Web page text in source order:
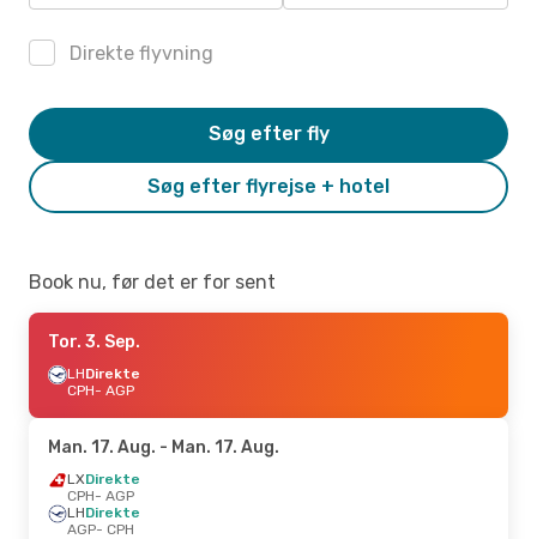
Direkte flyvning
Søg efter flyrejse + hotel
Søg efter fly
Book nu, før det er for sent
Tor. 3. Sep.
LHDirekte
CPH- AGP
Man. 17. Aug. - Man. 17. Aug.
LXDirekte
CPH- AGP
LHDirekte
AGP- CPH